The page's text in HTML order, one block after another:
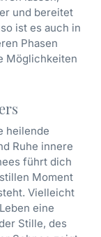
und bereitet
ist es auch in
Phasen
Möglichkeiten
heilende
Ruhe innere
führt dich
Moment
Vielleicht
eine
Stille, des